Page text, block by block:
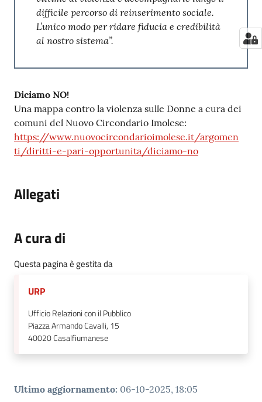
difficile percorso di reinserimento sociale.
L’unico modo per ridare fiducia e credibilità
al nostro sistema”.
Diciamo NO!
Una mappa contro la violenza sulle Donne a cura dei
comuni del Nuovo Circondario Imolese:
https://www.nuovocircondarioimolese.it/argomen
ti/diritti-e-pari-opportunita/diciamo-no
Allegati
A cura di
Questa pagina è gestita da
URP
Ufficio Relazioni con il Pubblico
Piazza Armando Cavalli, 15
40020Casalfiumanese
Ultimo aggiornamento: 06-10-2025, 18:05